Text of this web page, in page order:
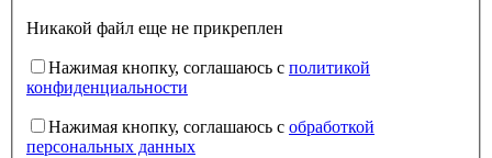
Никакой файл еще не прикреплен
Нажимая кнопку, соглашаюсь с политикой
конфиденциальности
Нажимая кнопку, соглашаюсь с обработкой
персональных данных